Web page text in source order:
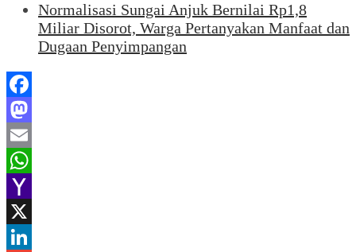
Normalisasi Sungai Anjuk Bernilai Rp1,8
Miliar Disorot, Warga Pertanyakan Manfaat dan
Dugaan Penyimpangan
Facebook
Mastodon
Email
WhatsApp
Yahoo
Mail
X